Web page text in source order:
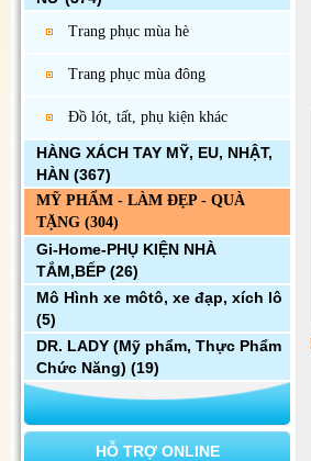
Trang phục mùa hè
Trang phục mùa đông
Đồ lót, tất, phụ kiện khác
HÀNG XÁCH TAY MỸ, EU, NHẬT,
HÀN (367)
MỸ PHẨM - LÀM ĐẸP - QUÀ
TẶNG (304)
Gi-Home-PHỤ KIỆN NHÀ
TẮM,BẾP (26)
Mô Hình xe môtô, xe đạp, xích lô
(5)
DR. LADY (Mỹ phẩm, Thực Phẩm
Chức Năng) (19)
HỖ TRỢ ONLINE